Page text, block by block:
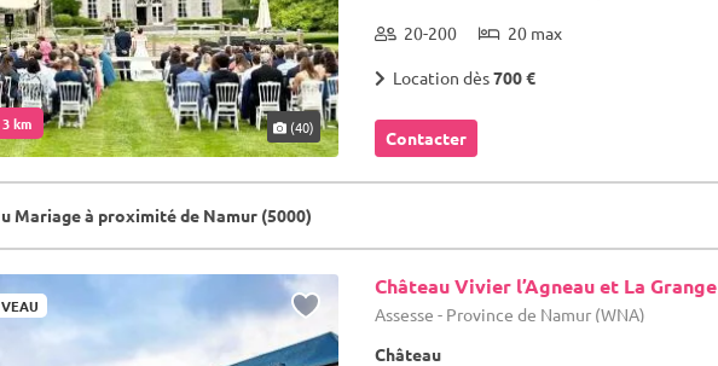
km (40)
20-200 20 max
Location dès700 €
Contacter
Mariage à proximité de Namur (5000)
Château Vivier l’Agneau et La Grange
Assesse - Province de Namur (WNA)
Château